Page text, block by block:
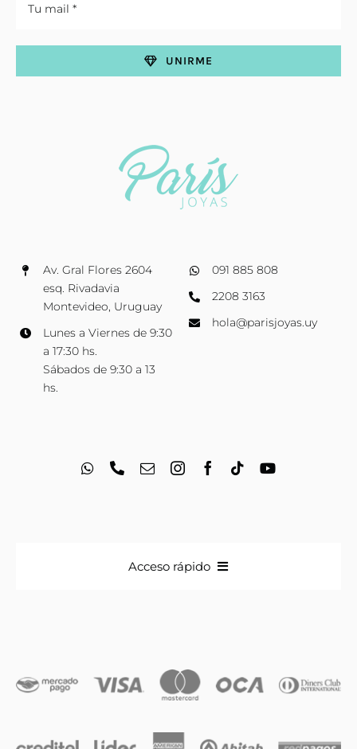
Av. Gral Flores 2604
esq. Rivadavia
Montevideo, Uruguay
Lunes a Viernes de 9:30
a 17:30 hs.
Sábados de 9:30 a 13
hs.
091 885 808
2208 3163
hola@parisjoyas.uy
UNIRME
Acceso rápido
Iniciales